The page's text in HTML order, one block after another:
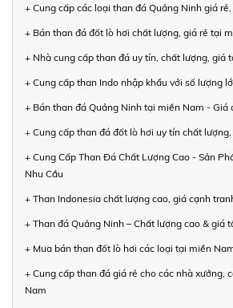
+ Cung cấp các loại than đá Quảng Ninh giá
+ Bán than đá đốt lò hơi chất lượng, giá rẻ tại
+ Nhà cung cấp than đá uy tín, chất lượng, giá
+ Cung cấp than Indo nhập khẩu với số lượng
+ Bán than đá Quảng Ninh tại miền Nam - Giá
+ Cung cấp than đá đốt lò hơi uy tín chất
+ Cung Cấp Than Đá Chất Lượng Cao - Sản
Nhu Cầu
+ Than Indonesia chất lượng cao, giá cạnh
+ Than đá Quảng Ninh – Chất lượng cao & giá
+ Mua bán than đốt lò hơi các loại tại miền
+ Cung cấp than đá giá rẻ cho các nhà xưởng,
Nam